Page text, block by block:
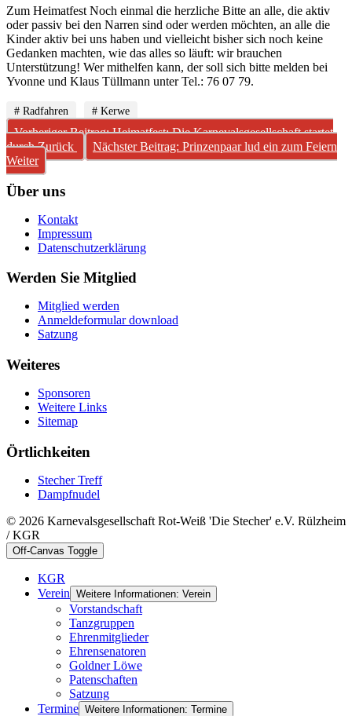
Zum Heimatfest Noch einmal die herzliche Bitte an alle, die aktiv
oder passiv bei den Narren sind oder werden möchten, an alle die
Kinder aktiv bei uns haben und vielleicht bisher sich noch keine
Gedanken machten, wie das alles so läuft: wir brauchen
Unterstützung! Wer mithelfen kann, der soll sich bitte melden bei
Yvonne und Klaus Tüllmann unter Tel.: 76 07 79.
# Radfahren # Kerwe
Vorheriger Beitrag: Heimatfest: Die Karnevalsgesellschaft startet
durchZurück
Nächster Beitrag: Prinzenpaar lud ein zum Feiern
Weiter
Über uns
Kontakt
Impressum
Datenschutzerklärung
Werden Sie Mitglied
Mitglied werden
Anmeldeformular download
Satzung
Weiteres
Sponsoren
Weitere Links
Sitemap
Örtlichkeiten
Stecher Treff
Dampfnudel
© 2026 Karnevalsgesellschaft Rot-Weiß 'Die Stecher' e.V. Rülzheim
/ KGR
Off-Canvas Toggle
KGR
Verein Weitere Informationen: Verein
Vorstandschaft
Tanzgruppen
Ehrenmitglieder
Ehrensenatoren
Goldner Löwe
Patenschaften
Satzung
Termine Weitere Informationen: Termine